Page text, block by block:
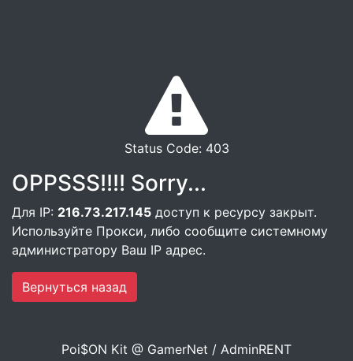
Status Code: 403
OPPSSS!!!! Sorry...
Для IP: 216.73.217.145 доступ к ресурсу закрыт.
Используйте Прокси, либо сообщите системному
администратору Ваш IP адрес.
Вернуться назад
Poi$ON Kit @ GamerNet / AdminRENT